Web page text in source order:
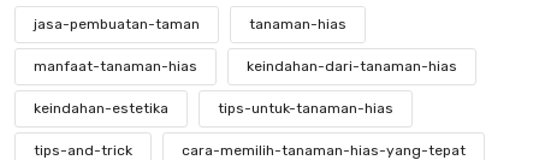
jasa-pembuatan-taman tanaman-hias
manfaat-tanaman-hias keindahan-dari-tanaman-hias
keindahan-estetika tips-untuk-tanaman-hias
tips-and-trick cara-memilih-tanaman-hias-yang-tepat